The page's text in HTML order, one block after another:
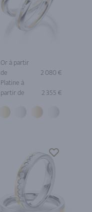
Or à partir
de
2 080 €
Platine à
partir de
2 355 €